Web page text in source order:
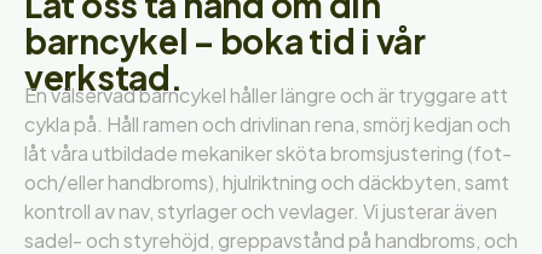
barncykel – boka tid i vår
verkstad.
En välservad barncykel håller längre och är tryggare att
cykla på. Håll ramen och drivlinan rena, smörj kedjan och
låt våra utbildade mekaniker sköta bromsjustering (fot-
och/eller handbroms), hjulriktning och däckbyten, samt
kontroll av nav, styrlager och vevlager. Vi justerar även
sadel- och styrehöjd, greppavstånd på handbroms, och